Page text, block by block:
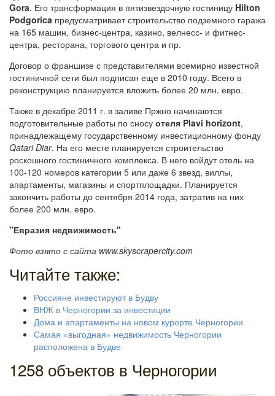
Gora. Его трансформация в пятизвездочную гостиницу Hilton
Podgorica предусматривает строительство подземного гаража
на 165 машин, бизнес-центра, казино, велнесс- и фитнес-
центра, ресторана, торгового центра и пр.
Договор о франшизе с представителями всемирно известной
гостиничной сети был подписан еще в 2010 году. Всего в
реконструкцию планируется вложить более 20 млн. евро.
Также в декабре 2011 г. в заливе Пржно начинаются
подготовительные работы по сносу отеля Plavi horizont,
принадлежащему государственному инвестиционному фонду
Qatari Diar. На его месте планируется строительство
роскошного гостиничного комплекса. В него войдут отель на
100-120 номеров категории 5 или даже 6 звезд, виллы,
апартаменты, магазины и спортплощадки. Планируется
закончить работы до сентября 2014 года, затратив на них
более 200 млн. евро.
"Евразия недвижимость"
Фото взято с сайта www.skyscrapercity.com
Читайте также:
Россияне инвестируют в Будву
ВНЖ в Черногории за инвестиции
Дома и апартаменты на новом курорте Черногории
Самая «выгодная» недвижимость Черногории
расположена в Будве
1258 объектов в Черногории